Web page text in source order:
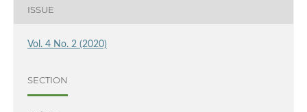
ISSUE
Vol. 4 No. 2 (2020)
SECTION